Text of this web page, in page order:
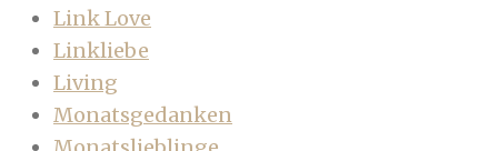
Link Love
Linkliebe
Living
Monatsgedanken